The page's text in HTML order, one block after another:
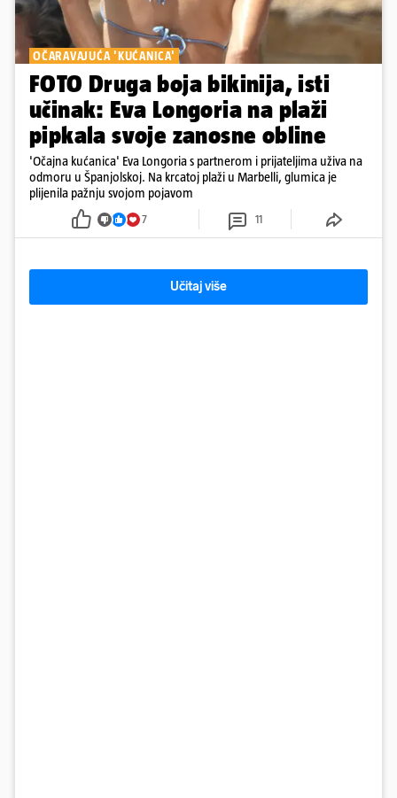
OČARAVAJUĆA 'KUĆANICA'
FOTO Druga boja bikinija, isti
učinak: Eva Longoria na plaži
pipkala svoje zanosne obline
'Očajna kućanica' Eva Longoria s partnerom i prijateljima uživa na
odmoru u Španjolskoj. Na krcatoj plaži u Marbelli, glumica je
plijenila pažnju svojom pojavom
7 11
Učitaj više